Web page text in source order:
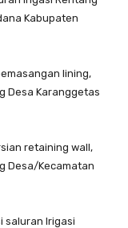
Kabupaten
lining,
Desa Karanggetas
retaining wall,
Desa/Kecamatan
saluran Irigasi